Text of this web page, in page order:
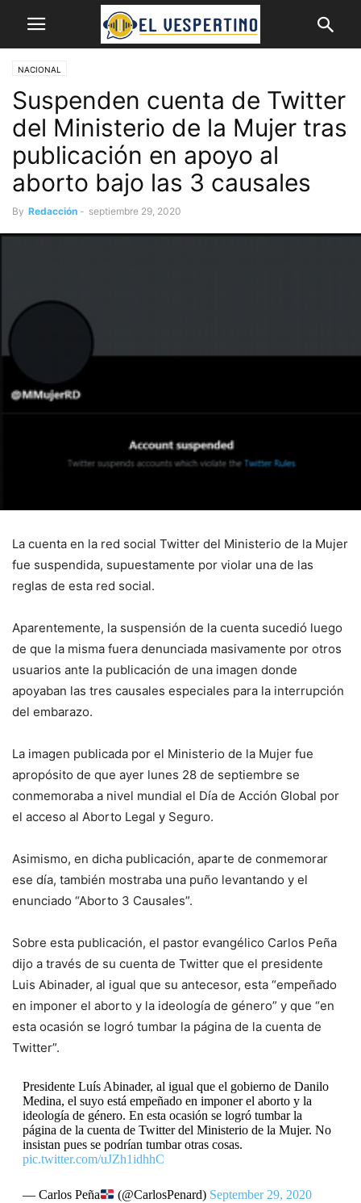
NACIONAL
Suspenden cuenta de Twitter
del Ministerio de la Mujer tras
publicación en apoyo al
aborto bajo las 3 causales
By Redacción - septiembre 29, 2020
La cuenta en la red social Twitter del Ministerio de la Mujer
fue suspendida, supuestamente por violar una de las
reglas de esta red social.
Aparentemente, la suspensión de la cuenta sucedió luego
de que la misma fuera denunciada masivamente por otros
usuarios ante la publicación de una imagen donde
apoyaban las tres causales especiales para la interrupción
del embarazo.
La imagen publicada por el Ministerio de la Mujer fue
apropósito de que ayer lunes 28 de septiembre se
conmemoraba a nivel mundial el Día de Acción Global por
el acceso al Aborto Legal y Seguro.
Asimismo, en dicha publicación, aparte de conmemorar
ese día, también mostraba una puño levantando y el
enunciado “Aborto 3 Causales”.
Sobre esta publicación, el pastor evangélico Carlos Peña
dijo a través de su cuenta de Twitter que el presidente
Luis Abinader, al igual que su antecesor, esta “empeñado
en imponer el aborto y la ideología de género” y que “en
esta ocasión se logró tumbar la página de la cuenta de
Twitter”.
Presidente Luís Abinader, al igual que el gobierno de Danilo
Medina, el suyo está empeñado en imponer el aborto y la
ideología de género. En esta ocasión se logró tumbar la
página de la cuenta de Twitter del Ministerio de la Mujer. No
insistan pues se podrían tumbar otras cosas.
pic.twitter.com/uJZh1idhhC
— Carlos Peña (@CarlosPenard) September 29, 2020